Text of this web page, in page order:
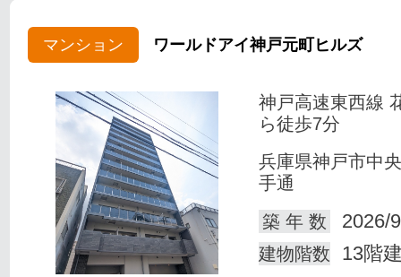
マンション ワールドアイ神戸元町ヒルズ
神戸高速東西線
ら徒歩7分
兵庫県神戸市中
手通
築 年 数
2026/
建物階数 13階